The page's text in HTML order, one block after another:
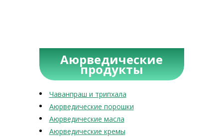
Аюрведические
продукты
Чаванпраш и трипхала
Аюрведические порошки
Аюрведические масла
Аюрведические кремы